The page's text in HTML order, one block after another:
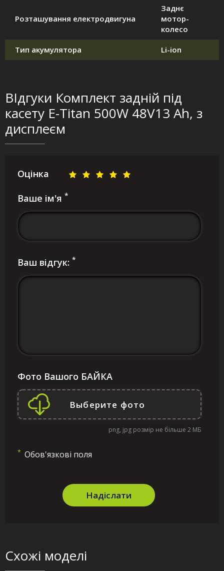
Розташування електродвигуна
Заднє
мотор-
колесо
Тип акумулятора Li-ion
ВІдгуки Комплект задній під
касету E-Titan 500W 48V13 Ah, з
дисплеєм
Оцінка
Ваше ім'я *
Ваш відгук: *
Фото Вашого БАЙКА
png, jpg розмір не більше 2 МБ
* Обов'язкові поля
Надіслати
Схожі моделі